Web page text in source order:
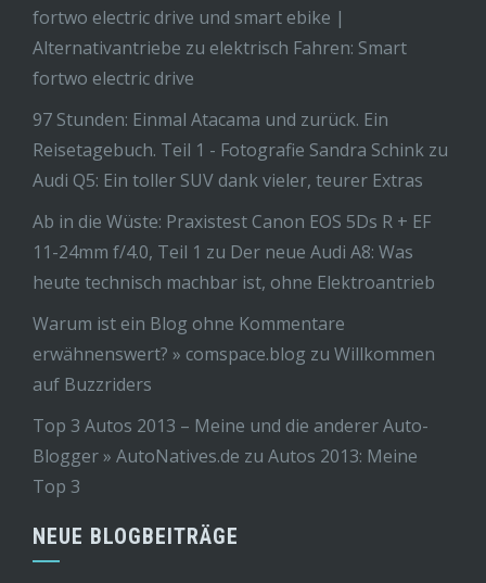
fortwo electric drive und smart ebike |
Alternativantriebe zu elektrisch Fahren: Smart
fortwo electric drive
97 Stunden: Einmal Atacama und zurück. Ein
Reisetagebuch. Teil 1 - Fotografie Sandra Schink zu
Audi Q5: Ein toller SUV dank vieler, teurer Extras
Ab in die Wüste: Praxistest Canon EOS 5Ds R + EF
11-24mm f/4.0, Teil 1 zu Der neue Audi A8: Was
heute technisch machbar ist, ohne Elektroantrieb
Warum ist ein Blog ohne Kommentare
erwähnenswert? » comspace.blog zu Willkommen
auf Buzzriders
Top 3 Autos 2013 – Meine und die anderer Auto-
Blogger » AutoNatives.de zu Autos 2013: Meine
Top 3
NEUE BLOGBEITRÄGE